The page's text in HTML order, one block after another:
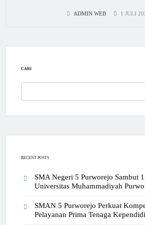
ADMIN WEB 1 JULI
CARI
RECENT POSTS
SMA Negeri 5 Purworejo Sambut
Universitas Muhammadiyah
SMAN 5 Purworejo Perkuat
Pelayanan Prima Tenaga